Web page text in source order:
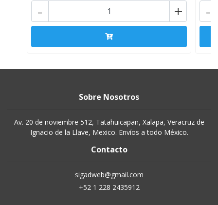
+
- -
Sobre Nosotros
Av. 20 de noviembre 512, Tatahuicapan, Xalapa, Veracruz de
Ignacio de la Llave, Mexico. Envíos a todo México.
Contacto
sigadweb@gmail.com
+52 1 228 2435912